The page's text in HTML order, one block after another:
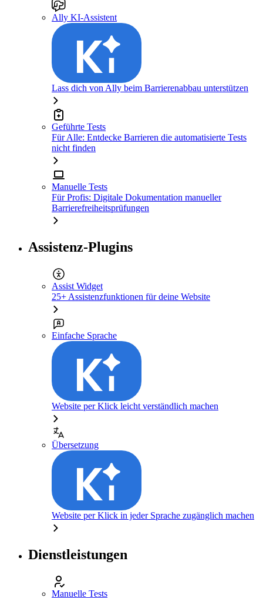
Ally KI-Assistent
Lass dich von Ally beim Barrierenabbau unterstützen
Geführte Tests
Für Alle: Entdecke Barrieren die automatisierte Tests
nicht finden
Manuelle Tests
Für Profis: Digitale Dokumentation manueller
Barrierefreiheitsprüfungen
Assistenz-Plugins
Assist Widget
25+ Assistenzfunktionen für deine Website
Einfache Sprache
Website per Klick leicht verständlich machen
Übersetzung
Website per Klick in jeder Sprache zugänglich machen
Dienstleistungen
Manuelle Tests